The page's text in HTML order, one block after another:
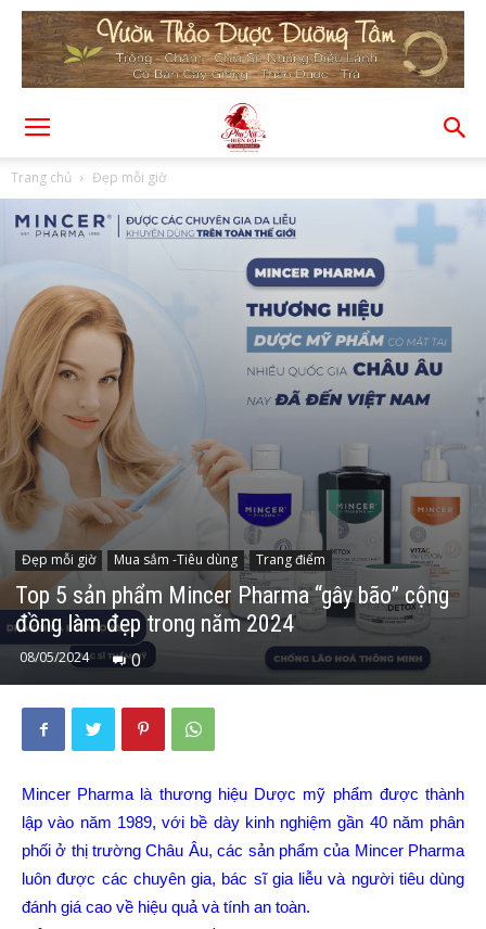
Trang chủ Đẹp mỗi giờ
Đẹp mỗi giờ Mua sắm -Tiêu dùng Trang điểm
Top 5 sản phẩm Mincer Pharma “gây bão” cộng
đồng làm đẹp trong năm 2024
08/05/2024 0
Mincer Pharma là thương hiệu Dược mỹ phẩm được thành
lập vào năm 1989, với bề dày kinh nghiệm gần 40 năm phân
phối ở thị trường Châu Âu, các sản phẩm của Mincer Pharma
luôn được các chuyên gia, bác sĩ gia liễu và người tiêu dùng
đánh giá cao về hiệu quả và tính an toàn.